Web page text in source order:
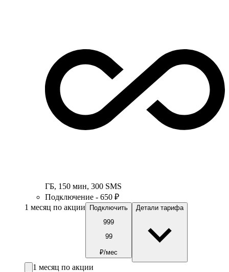
ГБ, 150 мин, 300 SMS
Подключение - 650 ₽
1 месяц по акции
Подключить
999
99
₽/мес
Детали тарифа
1 месяц по акции